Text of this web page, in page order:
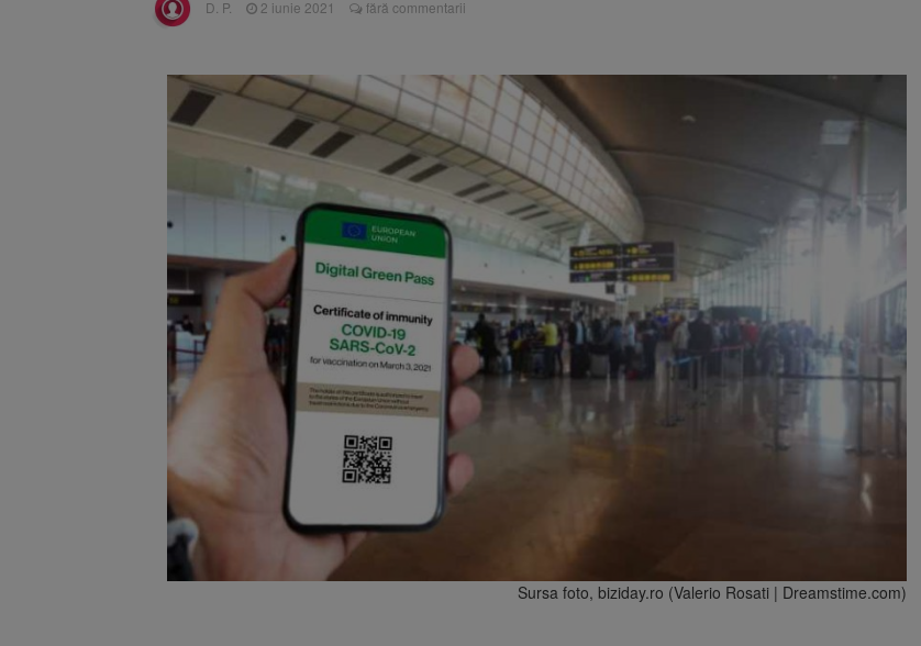
D. P. 2 iunie 2021 fără commentarii
Sursa foto, biziday.ro (Valerio Rosati | Dreamstime.com)